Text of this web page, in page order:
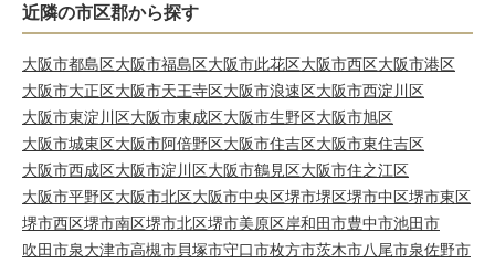
近隣の市区郡から探す
大阪市都島区大阪市福島区大阪市此花区大阪市西区大阪市港区
大阪市大正区大阪市天王寺区大阪市浪速区大阪市西淀川区
大阪市東淀川区大阪市東成区大阪市生野区大阪市旭区
大阪市城東区大阪市阿倍野区大阪市住吉区大阪市東住吉区
大阪市西成区大阪市淀川区大阪市鶴見区大阪市住之江区
大阪市平野区大阪市北区大阪市中央区堺市堺区堺市中区堺市東区
堺市西区堺市南区堺市北区堺市美原区岸和田市豊中市池田市
吹田市泉大津市高槻市貝塚市守口市枚方市茨木市八尾市泉佐野市